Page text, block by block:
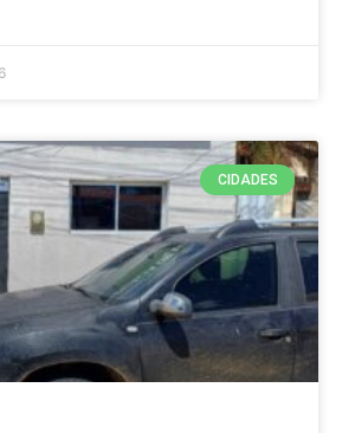
CIDADES